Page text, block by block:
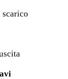
scarico